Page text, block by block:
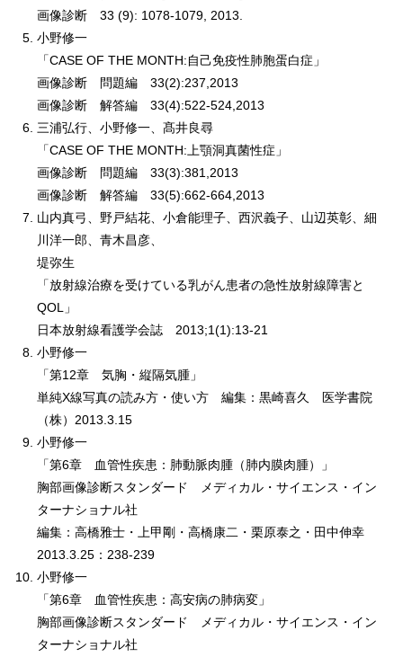
画像診断 33 (9): 1078-1079, 2013.
小野修一
「CASE OF THE MONTH:自己免疫性肺胞蛋白症」
画像診断 問題編 33(2):237,2013
画像診断 解答編 33(4):522-524,2013
三浦弘行、小野修一、髙井良尋
「CASE OF THE MONTH:上顎洞真菌性症」
画像診断 問題編 33(3):381,2013
画像診断 解答編 33(5):662-664,2013
山内真弓、野戸結花、小倉能理子、西沢義子、山辺英彰、細
川洋一郎、青木昌彦、
堤弥生
「放射線治療を受けている乳がん患者の急性放射線障害と
QOL」
日本放射線看護学会誌 2013;1(1):13-21
小野修一
「第12章 気胸・縦隔気腫」
単純X線写真の読み方・使い方 編集：黒崎喜久 医学書院
（株）2013.3.15
小野修一
「第6章 血管性疾患：肺動脈肉腫（肺内膜肉腫）」
胸部画像診断スタンダード メディカル・サイエンス・イン
ターナショナル社
編集：高橋雅士・上甲剛・高橋康二・栗原泰之・田中伸幸
2013.3.25：238-239
小野修一
「第6章 血管性疾患：高安病の肺病変」
胸部画像診断スタンダード メディカル・サイエンス・イン
ターナショナル社